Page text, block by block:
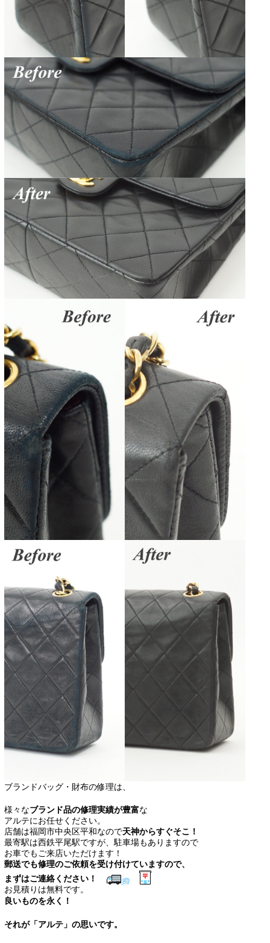
ブランドバッグ・財布の修理は、
様々なブランド品の修理実績が豊富な
アルテにお任せください。
店舗は福岡市中央区平和なので天神からすぐそこ！
最寄駅は西鉄平尾駅ですが、駐車場もありますので
お車でもご来店いただけます！
郵送でも修理のご依頼を受け付けていますので、
まずはご連絡ください！
お見積りは無料です。
良いものを永く！
それが「アルテ」の思いです。